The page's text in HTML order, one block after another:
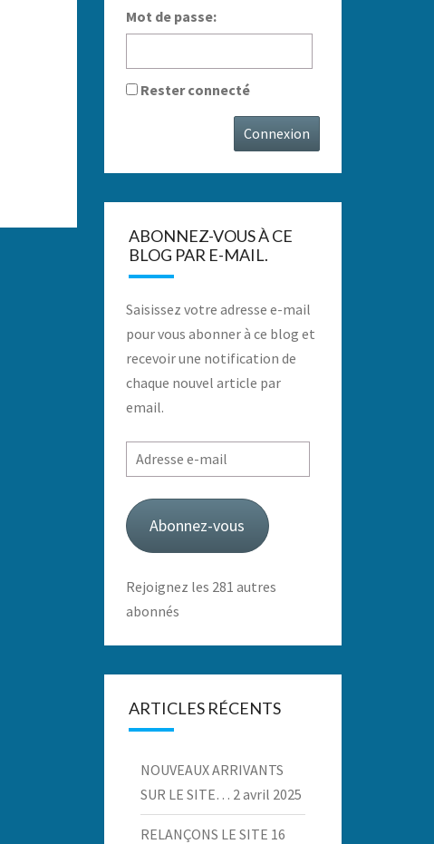
Mot de passe:
Rester connecté
Connexion
ABONNEZ-VOUS À CE
BLOG PAR E-MAIL.
Saisissez votre adresse e-mail
pour vous abonner à ce blog et
recevoir une notification de
chaque nouvel article par
email.
Adresse
e-
mail
Abonnez-vous
Rejoignez les 281 autres
abonnés
ARTICLES RÉCENTS
NOUVEAUX ARRIVANTS
SUR LE SITE… 2 avril 2025
RELANÇONS LE SITE 16